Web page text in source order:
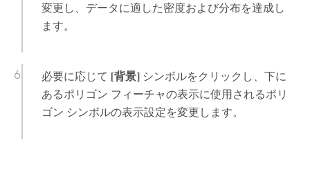
変更し、データに適した密度および分布を達成し
ます。
必要に応じて [背景]シンボルをクリックし、下に
あるポリゴン フィーチャの表示に使用されるポリ
ゴン シンボルの表示設定を変更します。